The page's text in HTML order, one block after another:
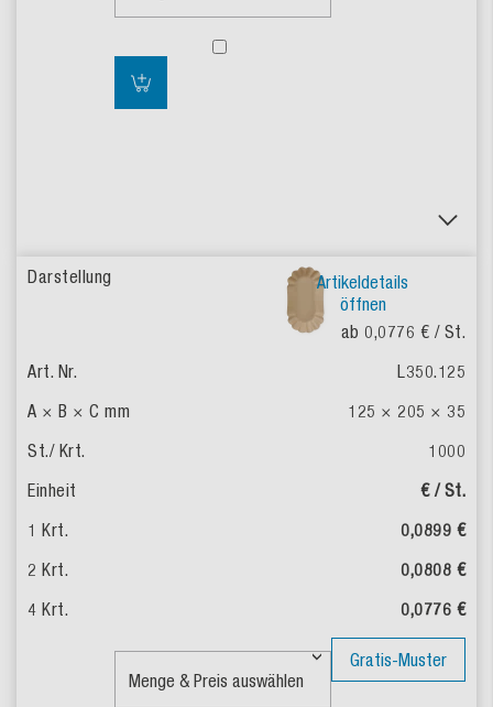
Artikeldetails
öffnen
ab 0,0776 € / St.
L350.125
125 × 205 × 35
1000
€ / St.
0,0899 €
0,0808 €
0,0776 €
Gratis-Muster